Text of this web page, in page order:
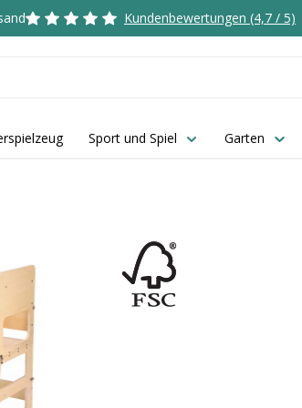
Kundenbewertungen (4,7 / 5)
Sport und Spiel Garten